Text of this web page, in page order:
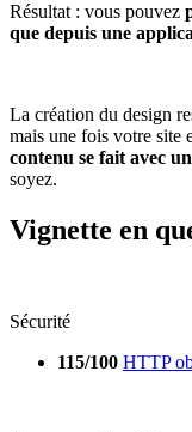
Résultat : vous pouvez
que depuis une
La création du design
mais une fois votre site
contenu se fait avec
soyez.
Vignette en
Sécurité
115/100 HTTP